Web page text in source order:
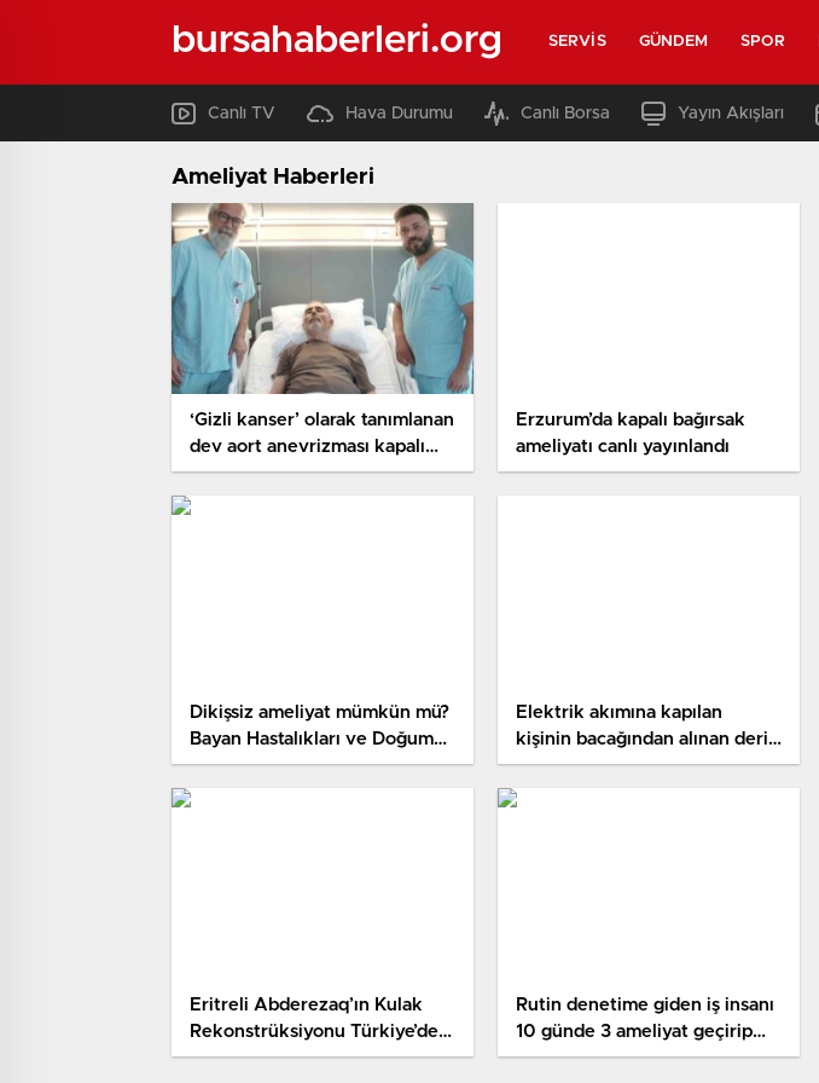
bursahaberleri.org SERVIS GÜNDEM SPOR
Canlı TV Hava Durumu Canlı Borsa Yayın Akışları
Ameliyat Haberleri
‘Gizli kanser’ olarak tanımlanan
dev aort anevrizması kapalı
teknikle tedavi edildi
Erzurum’da kapalı bağırsak
ameliyatı canlı yayınlandı
Dikişsiz ameliyat mümkün mü?
Bayan Hastalıkları ve Doğum
Uzmanı Op. Dr. Telal Doğruel
anlattı
Elektrik akımına kapılan
kişinin bacağından alınan deri
eline nakledildi
Eritreli Abderezaq’ın Kulak
Rekonstrüksiyonu Türkiye’de
Gerçekleşti
Rutin denetime giden iş insanı
10 günde 3 ameliyat geçirip
hayatını kaybetti